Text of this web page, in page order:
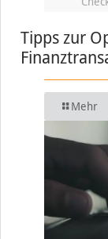
Tipps zur
Mehr